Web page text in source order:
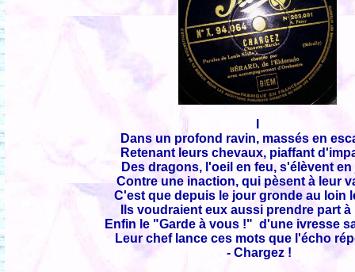
Dans un profond ravin, massés en
Retenant leurs chevaux, piaffant
Des dragons, l'oeil en feu, s'élèvent
Contre une inaction, qui pèsent à leur
C'est que depuis le jour gronde au loin
Ils voudraient eux aussi prendre part à
Enfin le "Garde à vous !" d'une ivresse
Leur chef lance ces mots que l'écho
- Chargez !